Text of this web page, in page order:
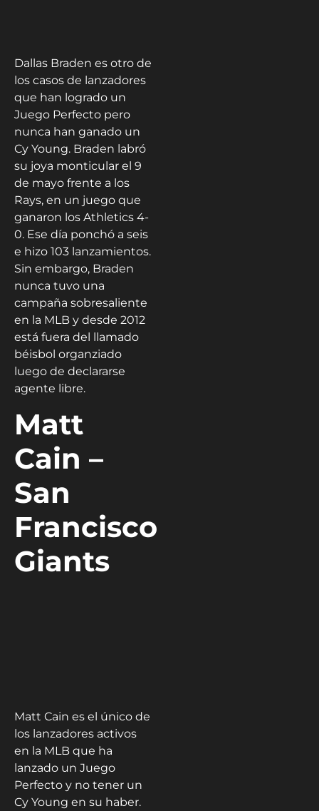
Dallas Braden es otro de
los casos de lanzadores
que han logrado un
Juego Perfecto pero
nunca han ganado un
Cy Young. Braden labró
su joya monticular el 9
de mayo frente a los
Rays, en un juego que
ganaron los Athletics 4-
0. Ese día ponchó a seis
e hizo 103 lanzamientos.
Sin embargo, Braden
nunca tuvo una
campaña sobresaliente
en la MLB y desde 2012
está fuera del llamado
béisbol organziado
luego de declararse
agente libre.
Matt
Cain –
San
Francisco
Giants
Matt Cain es el único de
los lanzadores activos
en la MLB que ha
lanzado un Juego
Perfecto y no tener un
Cy Young en su haber.